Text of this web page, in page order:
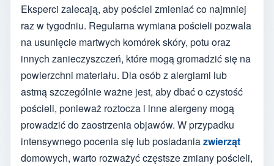
Eksperci zalecają, aby pościel zmieniać co najmniej
raz w tygodniu. Regularna wymiana pościeli pozwala
na usunięcie martwych komórek skóry, potu oraz
innych zanieczyszczeń, które mogą gromadzić się na
powierzchni materiału. Dla osób z alergiami lub
astmą szczególnie ważne jest, aby dbać o czystość
pościeli, ponieważ roztocza i inne alergeny mogą
prowadzić do zaostrzenia objawów. W przypadku
intensywnego pocenia się lub posiadaniazwierząt
domowych, warto rozważyć częstsze zmiany pościeli,